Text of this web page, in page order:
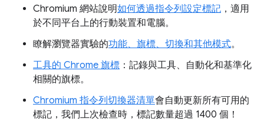
Chromium 網站說明如何透過指令列設定標記 ，適用
於不同平台上的行動裝置和電腦。
瞭解瀏覽器實驗的功能、旗標、切換和其他模式。
工具的 Chrome 旗標 ：記錄與工具、自動化和基準化
相關的旗標。
Chromium 指令列切換器清單會自動更新所有可用的
標記，我們上次檢查時，標記數量超過 1400 個！